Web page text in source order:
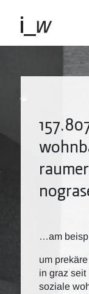
…am
um
in graz seit
soziale